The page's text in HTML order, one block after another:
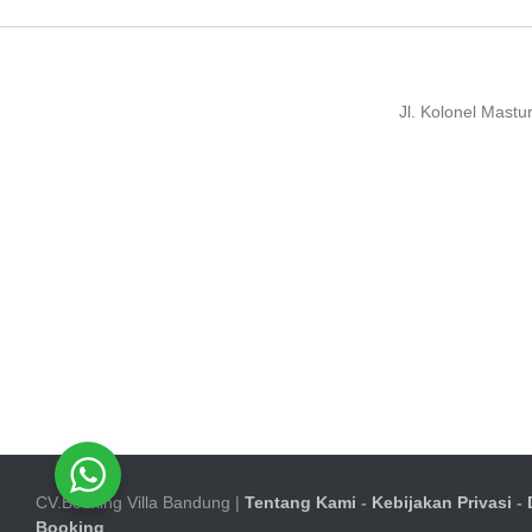
Jl. Kolonel
CV.Booking Villa Bandung | Tentang Kami - Kebijakan Privasi -
Booking